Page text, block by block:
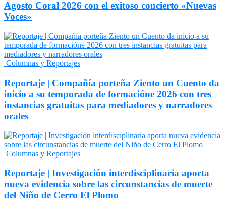
Agosto Coral 2026 con el exitoso concierto «Nuevas
Voces»
Columnas y Reportajes
Reportaje | Compañía porteña Ziento un Cuento da
inicio a su temporada de formacióne 2026 con tres
instancias gratuitas para mediadores y narradores
orales
Columnas y Reportajes
Reportaje | Investigación interdisciplinaria aporta
nueva evidencia sobre las circunstancias de muerte
del Niño de Cerro El Plomo